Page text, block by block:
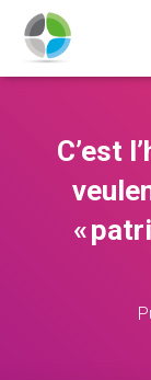
C’est
«